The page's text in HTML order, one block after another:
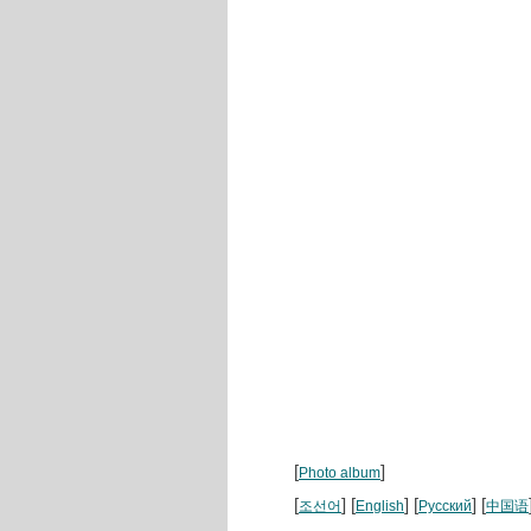
[Photo album]
[조선어] [English] [Русский] [中国语